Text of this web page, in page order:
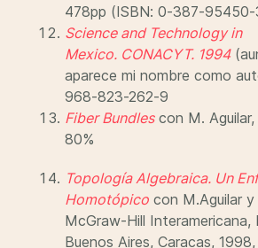
478pp (ISBN: 0-387-95450-
Science and Technology in
Mexico. CONACYT. 1994
aparece mi nombre como
968-823-262-9
Fiber Bundlescon M.
80%
Topología Algebraica. Un
Homotópico con M.Aguilar y
McGraw-Hill Interamericana,
Buenos Aires, Caracas,